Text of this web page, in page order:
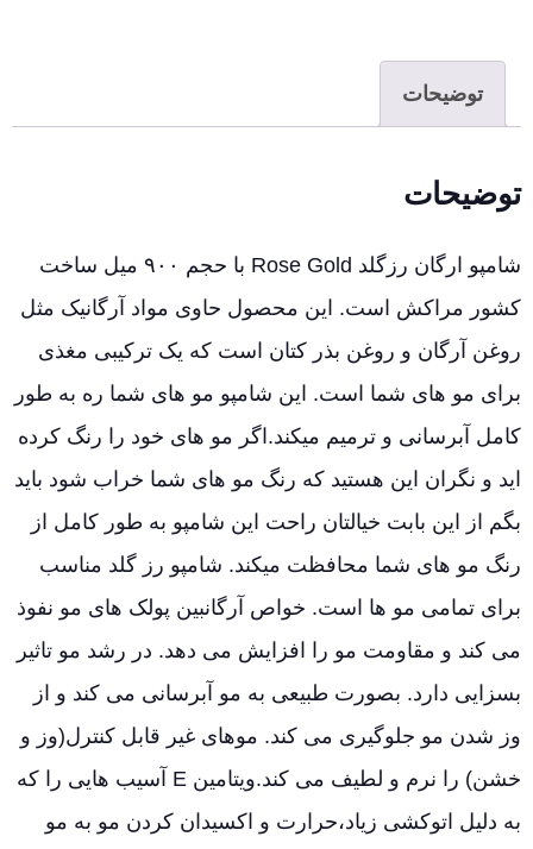
توضیحات
توضیحات
شامپو ارگان رزگلد Rose Gold با حجم ۹۰۰ میل ساخت
کشور مراکش است. این محصول حاوی مواد آرگانیک مثل
روغن آرگان و روغن بذر کتان است که یک ترکیبی مغذی
برای مو های شما است. این شامپو مو های شما ره به طور
کامل آبرسانی و ترمیم میکند.اگر مو های خود را رنگ کرده
اید و نگران این هستید که رنگ مو های شما خراب شود باید
بگم از این بابت خیالتان راحت این شامپو به طور کامل از
رنگ مو های شما محافظت میکند. شامپو رز گلد مناسب
برای تمامی مو ها است. خواص آرگانبین پولک های مو نفوذ
می کند و مقاومت مو را افزایش می دهد. در رشد مو تاثیر
بسزایی دارد. بصورت طبیعی به مو آبرسانی می کند و از
وز شدن مو جلوگیری می کند. موهای غیر قابل کنترل(وز و
خشن) را نرم و لطیف می کند.ویتامین E آسیب هایی را که
به دلیل اتوکشی زیاد،حرارت و اکسیدان کردن مو به مو